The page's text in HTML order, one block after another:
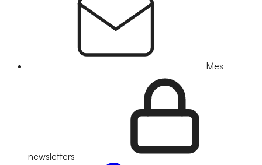
Mes
newsletters